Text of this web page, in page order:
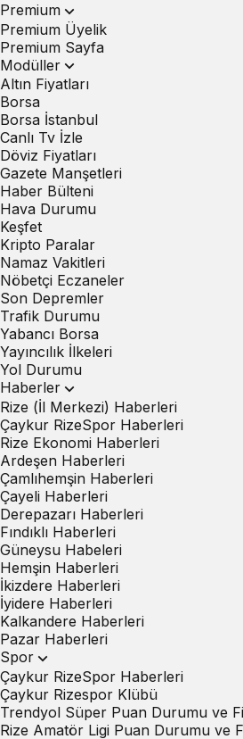
Premium
Premium Üyelik
Premium Sayfa
Modüller
Altın Fiyatları
Borsa
Borsa İstanbul
Canlı Tv İzle
Döviz Fiyatları
Gazete Manşetleri
Haber Bülteni
Hava Durumu
Keşfet
Kripto Paralar
Namaz Vakitleri
Nöbetçi Eczaneler
Son Depremler
Trafik Durumu
Yabancı Borsa
Yayıncılık İlkeleri
Yol Durumu
Haberler
Rize (İl Merkezi) Haberleri
Çaykur RizeSpor Haberleri
Rize Ekonomi Haberleri
Ardeşen Haberleri
Çamlıhemşin Haberleri
Çayeli Haberleri
Derepazarı Haberleri
Fındıklı Haberleri
Güneysu Habeleri
Hemşin Haberleri
İkizdere Haberleri
İyidere Haberleri
Kalkandere Haberleri
Pazar Haberleri
Spor
Çaykur RizeSpor Haberleri
Çaykur Rizespor Klübü
Trendyol Süper Puan Durumu ve
Rize Amatör Ligi Puan Durumu ve